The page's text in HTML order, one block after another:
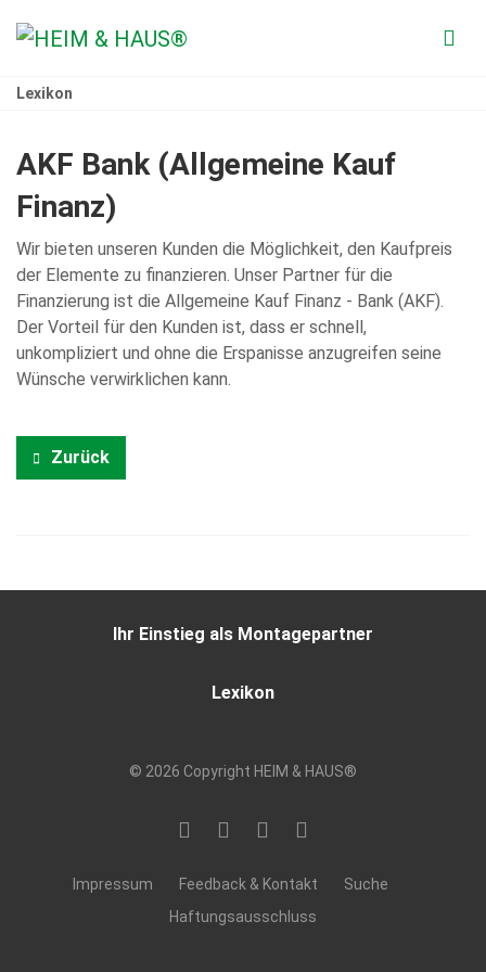
Lexikon
AKF Bank (Allgemeine Kauf
Finanz)
Wir bieten unseren Kunden die Möglichkeit, den Kaufpreis
der Elemente zu finanzieren. Unser Partner für die
Finanzierung ist die Allgemeine Kauf Finanz - Bank (AKF).
Der Vorteil für den Kunden ist, dass er schnell,
unkompliziert und ohne die Erspanisse anzugreifen seine
Wünsche verwirklichen kann.
Zurück
Ihr Einstieg als Montagepartner
Lexikon
© 2026 Copyright HEIM & HAUS®
Impressum Feedback & Kontakt
Suche
Haftungsausschluss